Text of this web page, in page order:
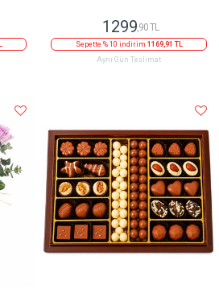
1299,90 TL
Sepette % 10 indirim 1169,91 TL
Aynı Gün Teslimat